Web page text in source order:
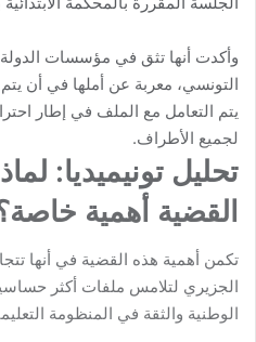
وأكدت أنها تثق في مؤسسات الدولة
التونسي، معربة عن أملها في أن
يتم التعامل مع الملف في إطار
لجميع الأطراف.
تحليل تونيميديا:
القضية أهمية
تكمن أهمية هذه القضية في أنها
الجزيري لتلامس ملفات أكثر
الوطنية والثقة في المنظومة